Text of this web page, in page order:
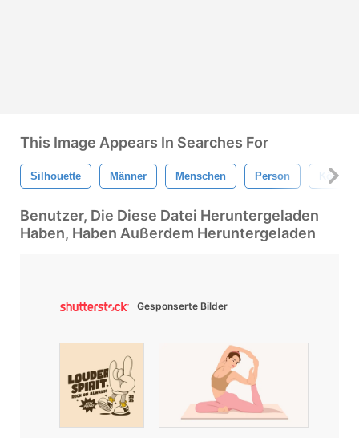
This Image Appears In Searches For
Silhouette Männer Menschen Person Körper
Benutzer, Die Diese Datei Heruntergeladen
Haben, Haben Außerdem Heruntergeladen
Gesponserte Bilder